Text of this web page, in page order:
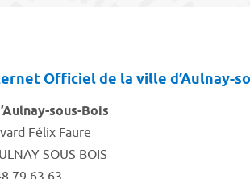
Officiel de la ville d’Aulnay-
sous-Bois
Félix Faure
SOUS BOIS